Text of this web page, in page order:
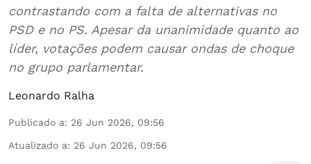
contrastando com a falta de alternativas no
PSD e no PS. Apesar da unanimidade quanto ao
líder, votações podem causar ondas de choque
no grupo parlamentar.
Leonardo Ralha
Publicado a: 26 Jun 2026, 09:56
Atualizado a: 26 Jun 2026, 09:56